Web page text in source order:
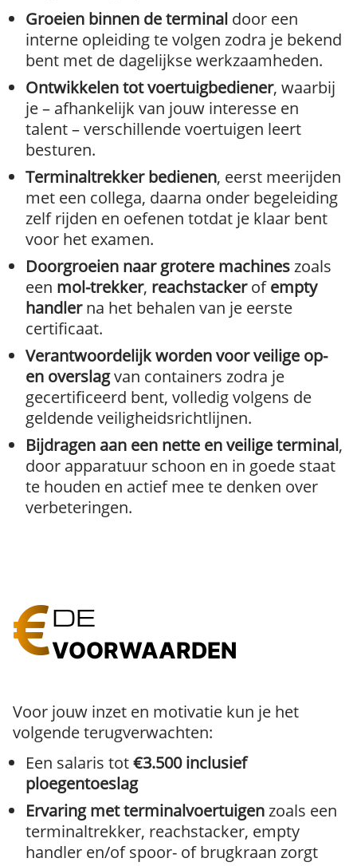
Groeien binnen de terminal door een
interne opleiding te volgen zodra je bekend
bent met de dagelijkse werkzaamheden.
Ontwikkelen tot voertuigbediener, waarbij
je – afhankelijk van jouw interesse en
talent – verschillende voertuigen leert
besturen.
Terminaltrekker bedienen, eerst meerijden
met een collega, daarna onder begeleiding
zelf rijden en oefenen totdat je klaar bent
voor het examen.
Doorgroeien naar grotere machineszoals
een mol-trekker, reachstackerofempty
handlerna het behalen van je eerste
certificaat.
Verantwoordelijk worden voor veilige op-
en overslagvan containers zodra je
gecertificeerd bent, volledig volgens de
geldende veiligheidsrichtlijnen.
Bijdragen aan een nette en veilige terminal,
door apparatuur schoon en in goede staat
te houden en actief mee te denken over
verbeteringen.
DE
VOORWAARDEN
Voor jouw inzet en motivatie kun je het
volgende terugverwachten:
Een salaris tot€3.500 inclusief
ploegentoeslag
Ervaring met terminalvoertuigenzoals een
terminaltrekker, reachstacker, empty
handler en/of spoor- of brugkraan zorgt